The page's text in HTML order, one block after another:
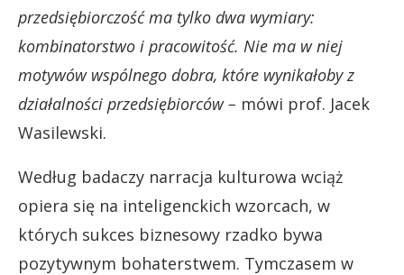
przedsiębiorczość ma tylko dwa wymiary:
kombinatorstwo i pracowitość. Nie ma w niej
motywów wspólnego dobra, które wynikałoby z
działalności przedsiębiorców – mówi prof. Jacek
Wasilewski.
Według badaczy narracja kulturowa wciąż
opiera się na inteligenckich wzorcach, w
których sukces biznesowy rzadko bywa
pozytywnym bohaterstwem. Tymczasem w